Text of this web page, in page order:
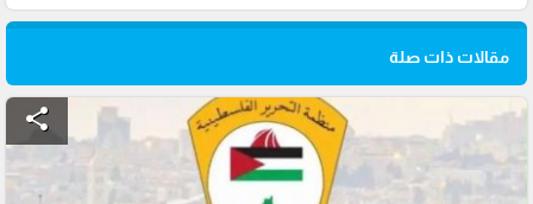
مقالات ذات صلة
share